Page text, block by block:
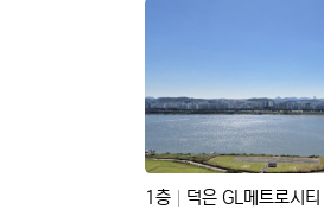
1층 덕은 GL메트로시티 지식산업